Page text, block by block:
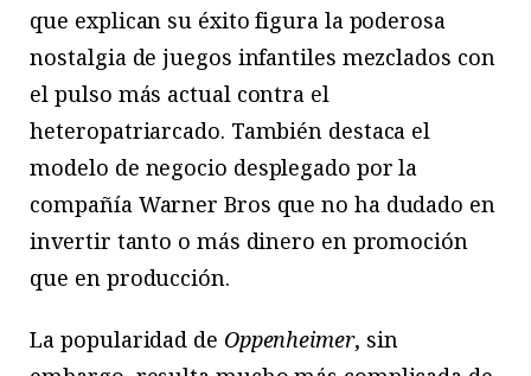
que explican su éxito figura la poderosa
nostalgia de juegos infantiles mezclados con
el pulso más actual contra el
heteropatriarcado. También destaca el
modelo de negocio desplegado por la
compañía Warner Bros que no ha dudado en
invertir tanto o más dinero en promoción
que en producción.
La popularidad de Oppenheimer, sin